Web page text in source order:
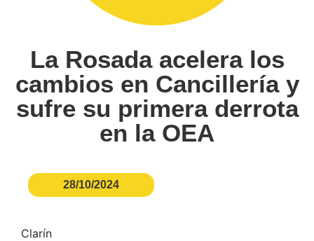
La Rosada acelera los
cambios en Cancillería y
sufre su primera derrota
en la OEA
28/10/2024
Clarín